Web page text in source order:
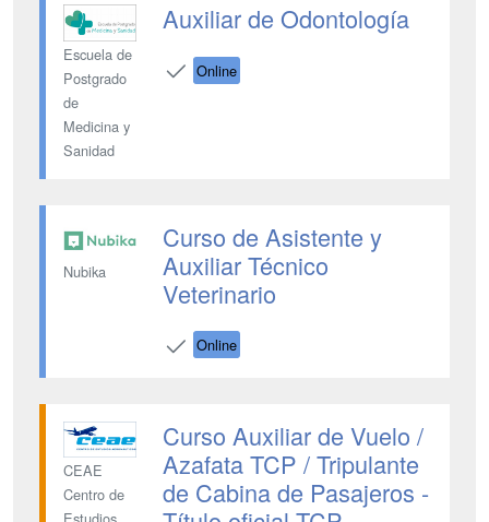
Escuela de
Postgrado
de
Medicina y
Sanidad
Auxiliar de Odontología
Online
Nubika
Curso de Asistente y
Auxiliar Técnico
Veterinario
Online
CEAE
Centro de
Curso Auxiliar de Vuelo /
Azafata TCP / Tripulante
de Cabina de Pasajeros -